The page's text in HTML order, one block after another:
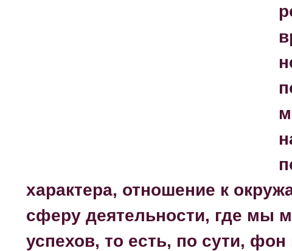
характера, отношение к
сферу деятельности, где мы
успехов, то есть, по сути,